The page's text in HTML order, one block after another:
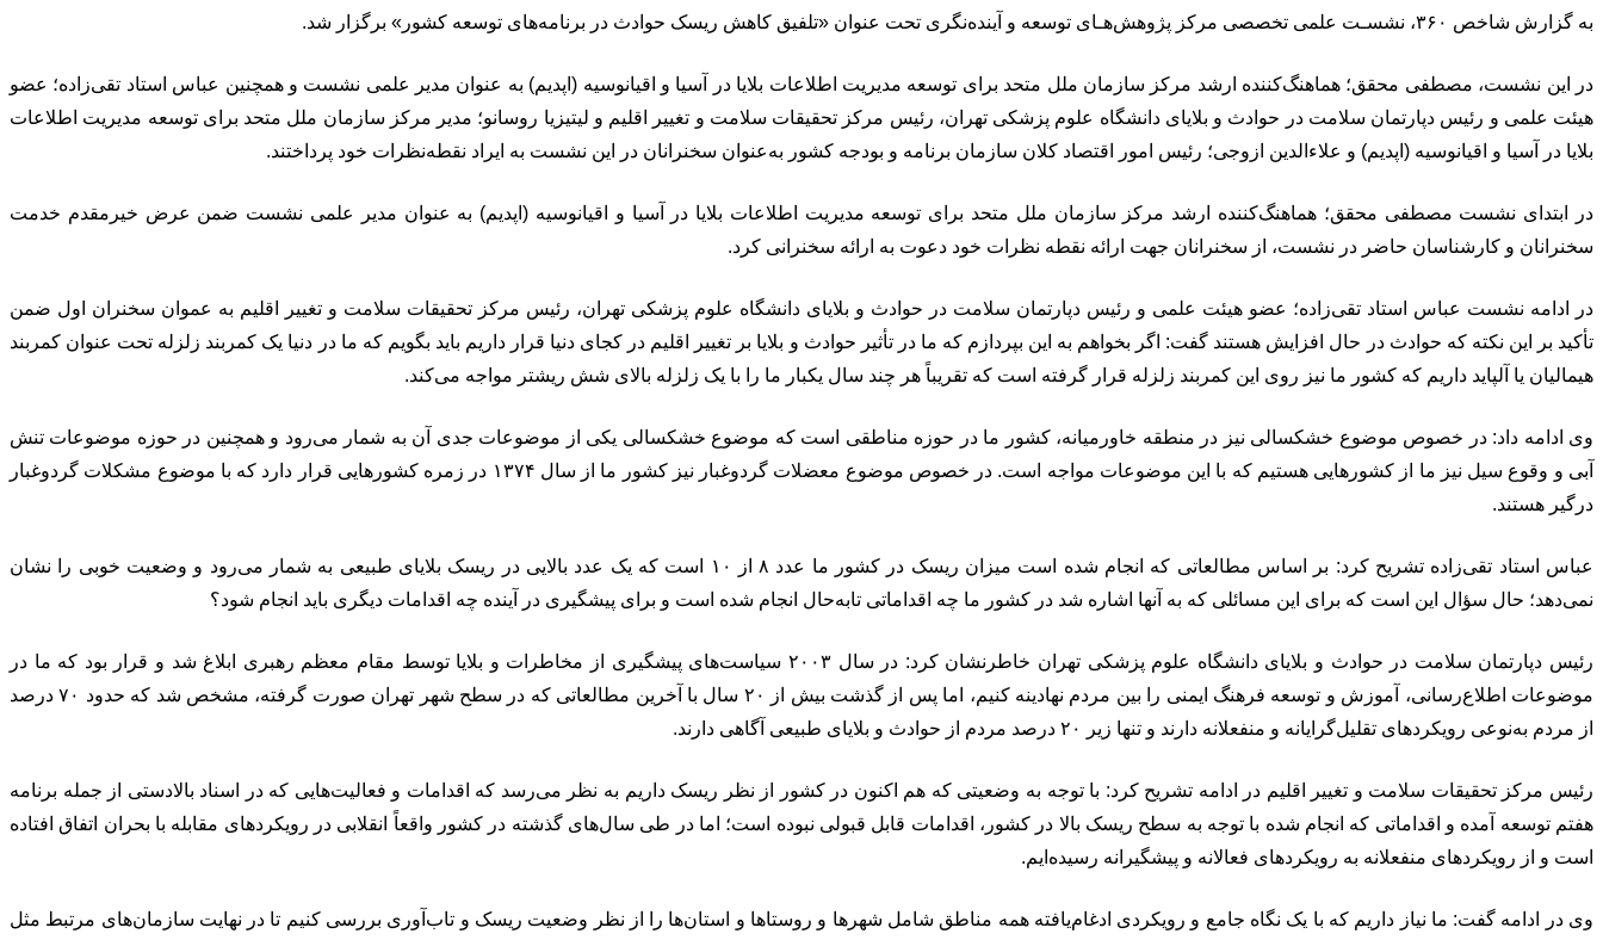
به گزارش شاخص ۳۶۰، نشسـت علمی تخصصی مرکز پژوهش‌هـای توسعه و آینده‌نگری تحت عنوان «تلفیق کاهش ریسک حوادث در برنامه‌های توسعه کشور» برگزار شد.
در این نشست، مصطفی محقق؛ هماهنگ‌کننده ارشد مرکز سازمان ملل متحد برای توسعه مدیریت اطلاعات بلایا در آسیا و اقیانوسیه (اپدیم) به عنوان مدیر علمی نشست و همچنین عباس استاد تقی‌زاده؛ عضو
هیئت علمی و رئیس دپارتمان سلامت در حوادث و بلایای دانشگاه علوم پزشکی تهران، رئیس مرکز تحقیقات سلامت و تغییر اقلیم و لیتیزیا روسانو؛ مدیر مرکز سازمان ملل متحد برای توسعه مدیریت اطلاعات
بلایا در آسیا و اقیانوسیه (اپدیم) و علاءالدین ازوجی؛ رئیس امور اقتصاد کلان سازمان برنامه و بودجه کشور به‌عنوان سخنرانان در این نشست به ایراد نقطه‌نظرات خود پرداختند.
در ابتدای نشست مصطفی محقق؛ هماهنگ‌کننده ارشد مرکز سازمان ملل متحد برای توسعه مدیریت اطلاعات بلایا در آسیا و اقیانوسیه (اپدیم) به عنوان مدیر علمی نشست ضمن عرض خیرمقدم خدمت
سخنرانان و کارشناسان حاضر در نشست، از سخنرانان جهت ارائه نقطه نظرات خود دعوت به ارائه سخنرانی کرد.
در ادامه نشست عباس استاد تقی‌زاده؛ عضو هیئت علمی و رئیس دپارتمان سلامت در حوادث و بلایای دانشگاه علوم پزشکی تهران، رئیس مرکز تحقیقات سلامت و تغییر اقلیم به عموان سخنران اول ضمن
تأکید بر این نکته که حوادث در حال افزایش هستند گفت: اگر بخواهم به این بپردازم که ما در تأثیر حوادث و بلایا بر تغییر اقلیم در کجای دنیا قرار داریم باید بگویم که ما در دنیا یک کمربند زلزله تحت عنوان کمربند
هیمالیان یا آلپاید داریم که کشور ما نیز روی این کمربند زلزله قرار گرفته است که تقریباً هر چند سال یکبار ما را با یک زلزله بالای شش ریشتر مواجه می‌کند.
وی ادامه داد: در خصوص موضوع خشکسالی نیز در منطقه خاورمیانه، کشور ما در حوزه مناطقی است که موضوع خشکسالی یکی از موضوعات جدی آن به شمار می‌رود و همچنین در حوزه موضوعات تنش
آبی و وقوع سیل نیز ما از کشورهایی هستیم که با این موضوعات مواجه است. در خصوص موضوع معضلات گردوغبار نیز کشور ما از سال ۱۳۷۴ در زمره کشورهایی قرار دارد که با موضوع مشکلات گردوغبار
درگیر هستند.
عباس استاد تقی‌زاده تشریح کرد: بر اساس مطالعاتی که انجام شده است میزان ریسک در کشور ما عدد ۸ از ۱۰ است که یک عدد بالایی در ریسک بلایای طبیعی به شمار می‌رود و وضعیت خوبی را نشان
نمی‌دهد؛ حال سؤال این است که برای این مسائلی که به آنها اشاره شد در کشور ما چه اقداماتی تابه‌حال انجام شده است و برای پیشگیری در آینده چه اقدامات دیگری باید انجام شود؟
رئیس دپارتمان سلامت در حوادث و بلایای دانشگاه علوم پزشکی تهران خاطرنشان کرد: در سال ۲۰۰۳ سیاست‌های پیشگیری از مخاطرات و بلایا توسط مقام معظم رهبری ابلاغ شد و قرار بود که ما در
موضوعات اطلاع‌رسانی، آموزش و توسعه فرهنگ ایمنی را بین مردم نهادینه کنیم، اما پس از گذشت بیش از ۲۰ سال با آخرین مطالعاتی که در سطح شهر تهران صورت گرفته، مشخص شد که حدود ۷۰ درصد
از مردم به‌نوعی رویکردهای تقلیل‌گرایانه و منفعلانه دارند و تنها زیر ۲۰ درصد مردم از حوادث و بلایای طبیعی آگاهی دارند.
رئیس مرکز تحقیقات سلامت و تغییر اقلیم در ادامه تشریح کرد: با توجه به وضعیتی که هم اکنون در کشور از نظر ریسک داریم به نظر می‌رسد که اقدامات و فعالیت‌هایی که در اسناد بالادستی از جمله برنامه
هفتم توسعه آمده و اقداماتی که انجام شده با توجه به سطح ریسک بالا در کشور، اقدامات قابل قبولی نبوده است؛ اما در طی سال‌های گذشته در کشور واقعاً انقلابی در رویکردهای مقابله با بحران اتفاق افتاده
است و از رویکردهای منفعلانه به رویکردهای فعالانه و پیشگیرانه رسیده‌ایم.
وی در ادامه گفت: ما نیاز داریم که با یک نگاه جامع و رویکردی ادغام‌یافته همه مناطق شامل شهرها و روستاها و استان‌ها را از نظر وضعیت ریسک و تاب‌آوری بررسی کنیم تا در نهایت سازمان‌های مرتبط مثل